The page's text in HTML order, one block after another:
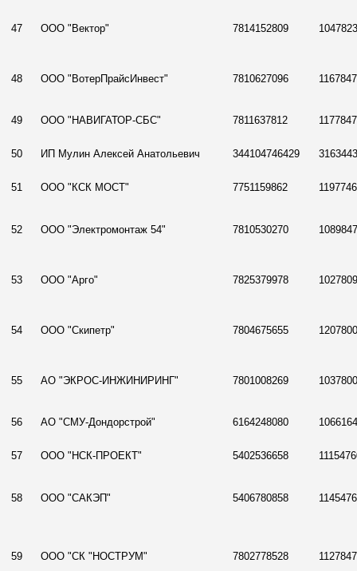
47 ООО "Вектор" 7814152809
48 ООО "ВотерПрайсИнвест" 7810627096
49 ООО "НАВИГАТОР-СБС" 7811637812
50 ИП Мулин Алексей Анатольевич 344104746429
51 ООО "КСК МОСТ" 7751159862
52 ООО "Электромонтаж 54" 7810530270
53 ООО "Арго" 7825379978
54 ООО "Скипетр" 7804675655
55 АО "ЭКРОС-ИНЖИНИРИНГ" 7801008269
56 АО "СМУ-Дондорстрой" 6164248080
57 ООО "НСК-ПРОЕКТ" 5402536658
58 ООО "САКЭП" 5406780858
59 ООО "СК "НОСТРУМ" 7802778528